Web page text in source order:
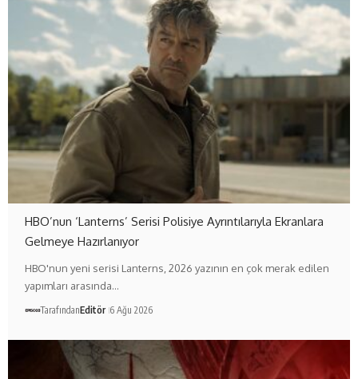
HBO’nun ‘Lanterns’ Serisi Polisiye Ayrıntılarıyla Ekranlara
Gelmeye Hazırlanıyor
HBO'nun yeni serisi Lanterns, 2026 yazının en çok merak edilen
yapımları arasında…
TarafındanEditör 6 Ağu 2026